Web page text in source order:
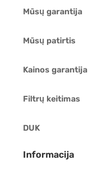
Mūsų garantija
Mūsų patirtis
Kainos garantija
Filtrų keitimas
DUK
Informacija